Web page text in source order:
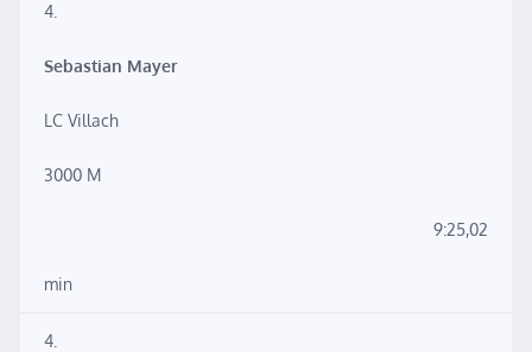
4.
Sebastian Mayer
LC Villach
3000 M
9:25,02
min
4.